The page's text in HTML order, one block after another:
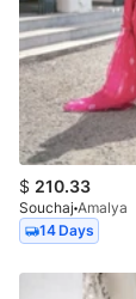
$ 210.33
Souchaj Amalya
14 Days